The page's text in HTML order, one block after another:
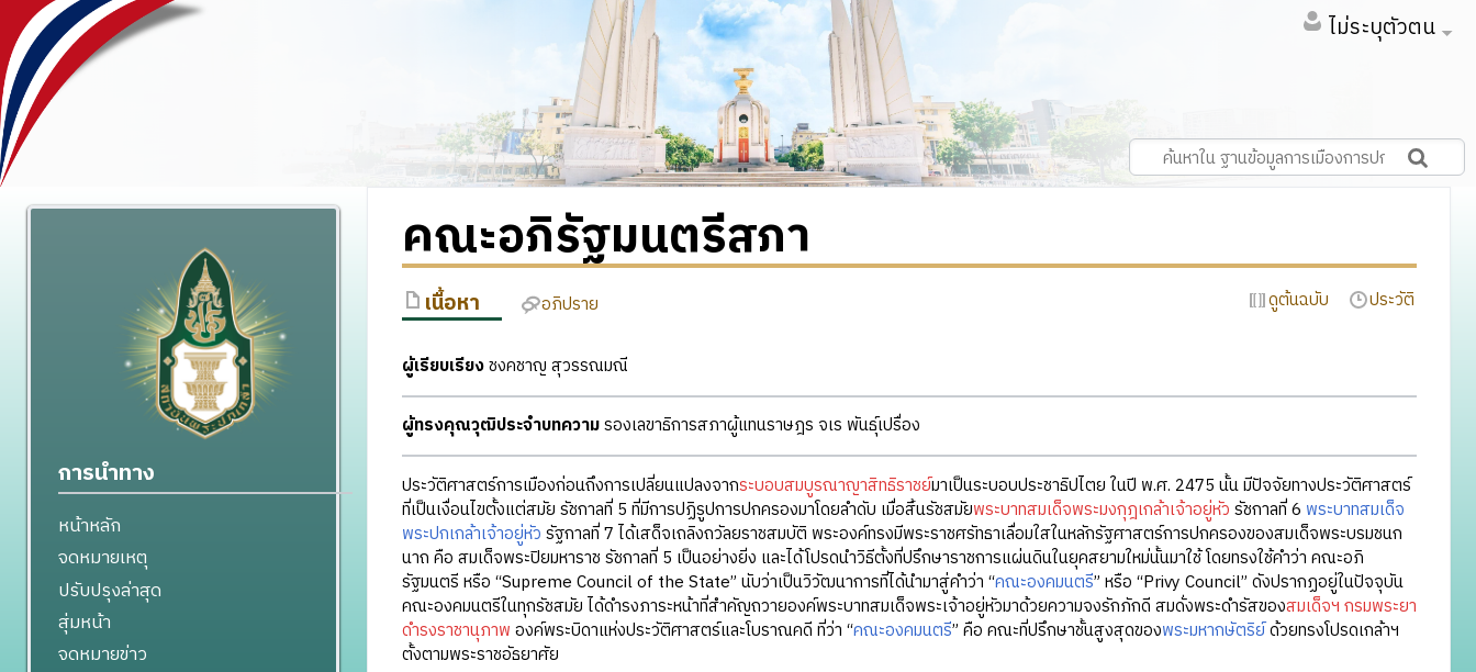
ไม่ระบุตัวตน
คณะอภิรัฐมนตรีสภา
เนื้อหา อภิปราย ดูต้นฉบับ ประวัติ
ผู้เรียบเรียงชงคชาญ สุวรรณมณี
ผู้ทรงคุณวุฒิประจำบทความรองเลขาธิการสภาผู้แทนราษฎร จเร พันธุ์เปรื่อง
ประวัติศาสตร์การเมืองก่อนถึงการเปลี่ยนแปลงจากระบอบสมบูรณาญาสิทธิราชย์มาเป็นระบอบประชาธิปไตย ในปี พ.ศ. 2475 นั้น มีปัจจัยทางประวัติศาสตร์
ที่เป็นเงื่อนไขตั้งแต่สมัย รัชกาลที่ 5 ที่มีการปฏิรูปการปกครองมาโดยลำดับ เมื่อสิ้นรัชสมัยพระบาทสมเด็จพระมงกุฎเกล้าเจ้าอยู่หัว รัชกาลที่ 6 พระบาทสมเด็จ
พระปกเกล้าเจ้าอยู่หัว รัฐกาลที่ 7 ได้เสด็จเถลิงถวัลยราชสมบัติ พระองค์ทรงมีพระราชศรัทธาเลื่อมใสในหลักรัฐศาสตร์การปกครองของสมเด็จพระบรมชนก
นาถ คือ สมเด็จพระปิยมหาราช รัชกาลที่ 5 เป็นอย่างยิ่ง และได้โปรดนำวิธีตั้งที่ปรึกษาราชการแผ่นดินในยุคสยามใหม่นั้นมาใช้ โดยทรงใช้คำว่า คณะอภิ
รัฐมนตรี หรือ “Supreme Council of the State” นับว่าเป็นวิวัฒนาการที่ได้นำมาสู่คำว่า “คณะองคมนตรี” หรือ “Privy Council” ดังปรากฏอยู่ในปัจจุบัน
คณะองคมนตรีในทุกรัชสมัย ได้ดำรงภาระหน้าที่สำคัญถวายองค์พระบาทสมเด็จพระเจ้าอยู่หัวมาด้วยความจงรักภักดี สมดั่งพระดำรัสของสมเด็จฯ กรมพระยา
ดำรงราชานุภาพ องค์พระบิดาแห่งประวัติศาสตร์และโบราณคดี ที่ว่า “คณะองคมนตรี” คือ คณะที่ปรึกษาชั้นสูงสุดของพระมหากษัตริย์ด้วยทรงโปรดเกล้าฯ
ตั้งตามพระราชอัธยาศัย
การนำทาง
หน้าหลัก
จดหมายเหตุ
ปรับปรุงล่าสุด
สุ่มหน้า
จดหมายข่าว